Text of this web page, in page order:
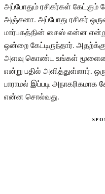
அப்போதும் ரசிகர்கள் கேட்கும்
அஞ்சனா. அப்போது ரசிகர்
மார்பகத்தின் சைஸ் என்ன என்று
ஒன்றை கேட்டிருந்தார்.
அளவு கொண்ட உங்கள்
என்று பதில் அளித்துள்ளார்.
பாராமல் இப்படி
என்ன சொல்வது.